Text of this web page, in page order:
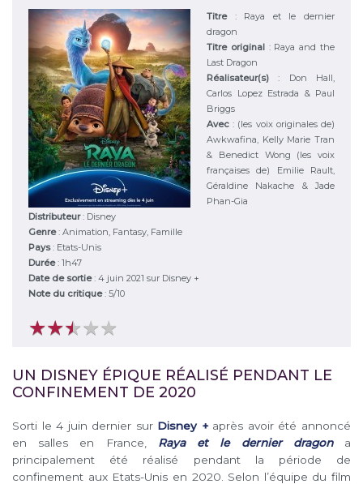
Titre : Raya et le dernier
dragon
Titre original : Raya and the
Last Dragon
Réalisateur(s): Don Hall,
Carlos Lopez Estrada & Paul
Briggs
Avec: (les voix originales de)
Awkwafina, Kelly Marie Tran
& Benedict Wong (les voix
françaises de) Emilie Rault,
Géraldine Nakache & Jade
Phan-Gia
Distributeur: Disney
Genre: Animation, Fantasy, Famille
Pays: Etats-Unis
Durée: 1h47
Date de sortie: 4 juin 2021 sur Disney +
Note du critique: 5/10
★★★★★
★★★★★
UN DISNEY ÉPIQUE RÉALISÉ PENDANT LE
CONFINEMENT DE 2020
Sorti le 4 juin dernier sur Disney +après avoir été annoncé
en salles en France, Raya et le dernier dragona
principalement été réalisé pendant la période de
confinement aux Etats-Unis en 2020. Selon l’équipe du film